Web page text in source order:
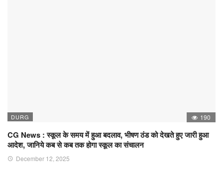
DURG 190
CG News : स्कूल के समय में हुआ बदलाव, भीषण ठंड को देखते हुए जारी हुआ
आदेश, जानिये कब से कब तक होगा स्कूल का संचालन
December 12, 2025